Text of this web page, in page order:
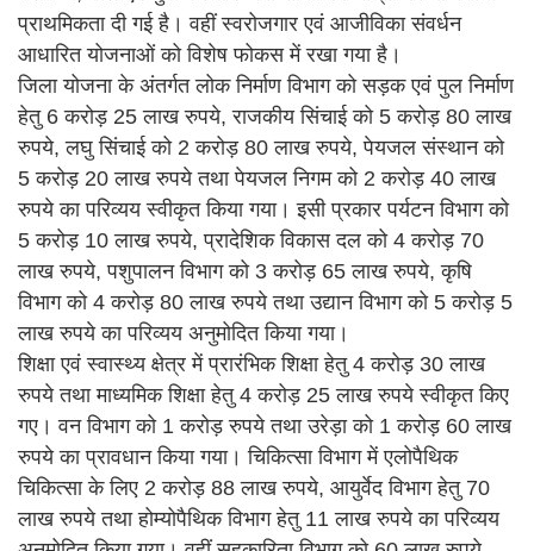
प्राथमिकता दी गई है। वहीं स्वरोजगार एवं आजीविका संवर्धन
आधारित योजनाओं को विशेष फोकस में रखा गया है।
जिला योजना के अंतर्गत लोक निर्माण विभाग को सड़क एवं पुल निर्माण
हेतु 6 करोड़ 25 लाख रुपये, राजकीय सिंचाई को 5 करोड़ 80 लाख
रुपये, लघु सिंचाई को 2 करोड़ 80 लाख रुपये, पेयजल संस्थान को
5 करोड़ 20 लाख रुपये तथा पेयजल निगम को 2 करोड़ 40 लाख
रुपये का परिव्यय स्वीकृत किया गया। इसी प्रकार पर्यटन विभाग को
5 करोड़ 10 लाख रुपये, प्रादेशिक विकास दल को 4 करोड़ 70
लाख रुपये, पशुपालन विभाग को 3 करोड़ 65 लाख रुपये, कृषि
विभाग को 4 करोड़ 80 लाख रुपये तथा उद्यान विभाग को 5 करोड़ 5
लाख रुपये का परिव्यय अनुमोदित किया गया।
शिक्षा एवं स्वास्थ्य क्षेत्र में प्रारंभिक शिक्षा हेतु 4 करोड़ 30 लाख
रुपये तथा माध्यमिक शिक्षा हेतु 4 करोड़ 25 लाख रुपये स्वीकृत किए
गए। वन विभाग को 1 करोड़ रुपये तथा उरेड़ा को 1 करोड़ 60 लाख
रुपये का प्रावधान किया गया। चिकित्सा विभाग में एलोपैथिक
चिकित्सा के लिए 2 करोड़ 88 लाख रुपये, आयुर्वेद विभाग हेतु 70
लाख रुपये तथा होम्योपैथिक विभाग हेतु 11 लाख रुपये का परिव्यय